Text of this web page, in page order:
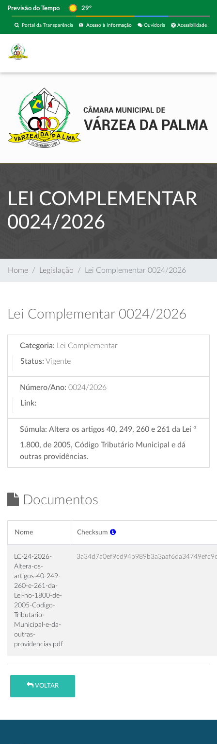
Previsão do Tempo 29º
Acessibilidade
Ouvidoria
Acesso à Informação
Portal da Transparência
LEI COMPLEMENTAR
0024/2026
Home Legislação Lei Complementar 0024/2026
Lei Complementar 0024/2026
Categoria:
Lei Complementar
Status: Vigente
Número/Ano: 0024/2026
Link:
Súmula: Altera os artigos 40, 249, 260 e 261 da Lei º
1.800, de 2005, Código Tributário Municipal e dá
outras providências.
Documentos
Nome Checksum
LC-24-2026-
Altera-os-
artigos-40-249-
260-e-261-da-
Lei-no-1800-de-
2005-Codigo-
Tributario-
Municipal-e-da-
outras-
providencias.pdf
VOLTAR